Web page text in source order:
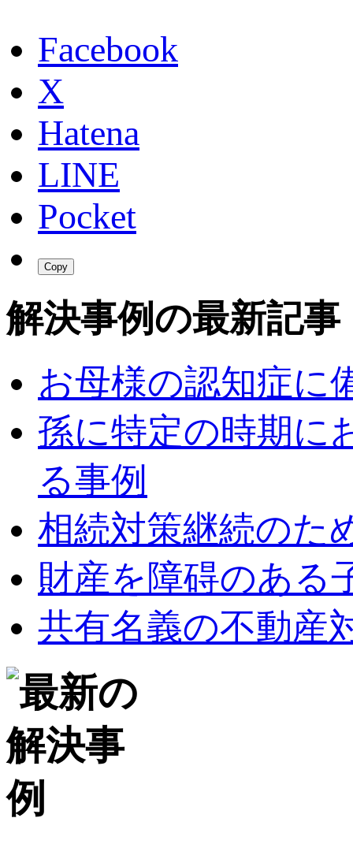
Facebook
X
Hatena
LINE
Pocket
Copy
解決事例の最新記事
お母様の認知症に
孫に特定の時期に
る事例
相続対策継続のた
財産を障碍のある
共有名義の不動産